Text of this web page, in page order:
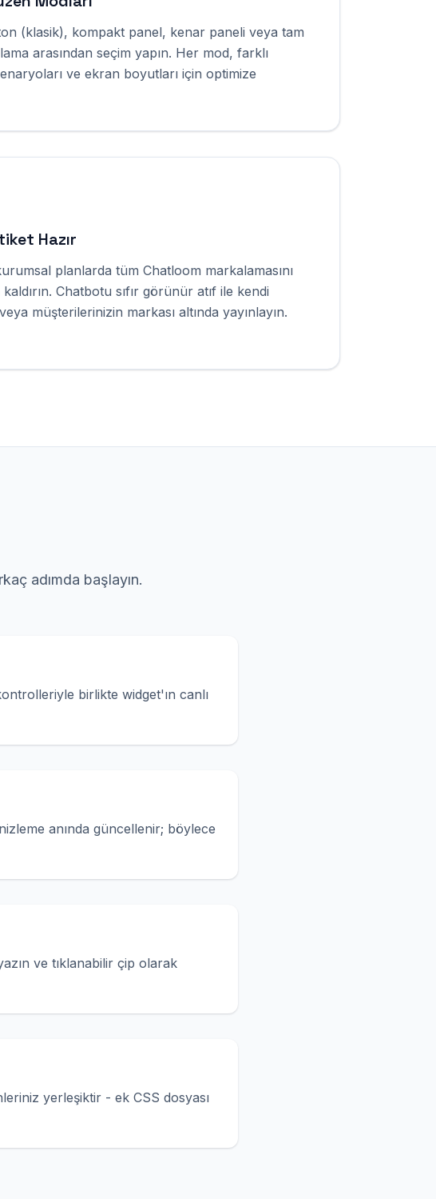
(klasik), kompakt panel, kenar paneli veya tam
arasından seçim yapın. Her mod, farklı
ve ekran boyutları için optimize
Hazır
planlarda tüm Chatloom markalamasını
Chatbotu sıfır görünür atıf ile kendi
müşterilerinizin markası altında yayınlayın.
adımda başlayın.
birlikte widget'ın canlı
anında güncellenir; böylece
ve tıklanabilir çip olarak
yerleşiktir - ek CSS dosyası